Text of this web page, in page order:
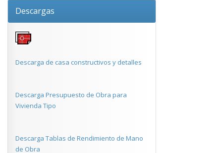
Descargas
Descarga de casa constructivos y detalles
Descarga Presupuesto de Obra para
Vivienda Tipo
Descarga Tablas de Rendimiento de Mano
de Obra